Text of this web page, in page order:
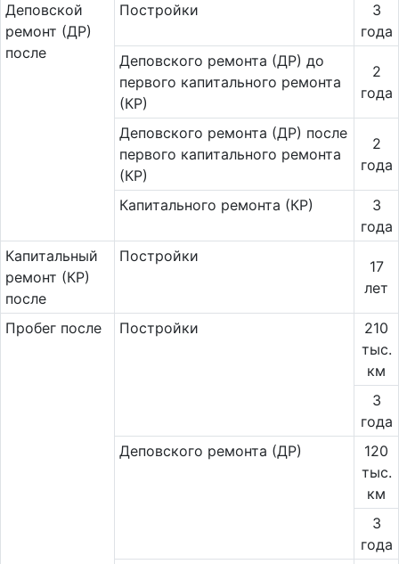
Де­повс­кой
ремонт (ДР)
после
Постройки
3
года
Деповского ремонта (ДР) до
первого капитального ремонта
(КР)
2
года
Деповского ремонта (ДР) после
первого капитального ремонта
(КР)
2
года
Капитального ремонта (КР)
3
года
Ка­пи­таль­ный
ремонт (КР)
после
Постройки
17
лет
Пробег после Постройки
210
тыс.
км
3
года
Деповского ремонта (ДР)
120
тыс.
км
3
года